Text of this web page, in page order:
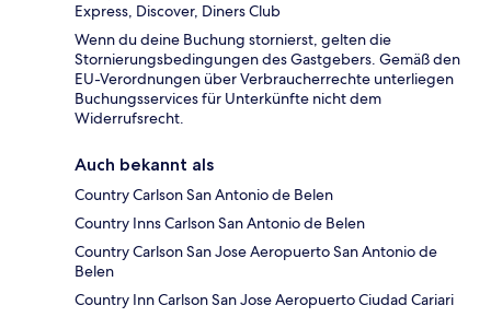
Express, Discover, Diners Club
Wenn du deine Buchung stornierst, gelten die
Stornierungsbedingungen des Gastgebers. Gemäß den
EU-Verordnungen über Verbraucherrechte unterliegen
Buchungsservices für Unterkünfte nicht dem
Widerrufsrecht.
Auch bekannt als
Country Carlson San Antonio de Belen
Country Inns Carlson San Antonio de Belen
Country Carlson San Jose Aeropuerto San Antonio de
Belen
Country Inn Carlson San Jose Aeropuerto Ciudad Cariari